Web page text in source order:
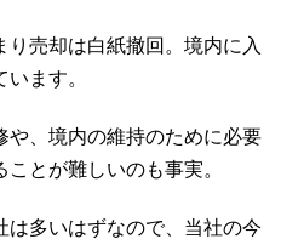
売却は白紙撤回。境内に入
ます。
や、境内の維持のために必要
とが難しいのも事実。
は多いはずなので、当社の今